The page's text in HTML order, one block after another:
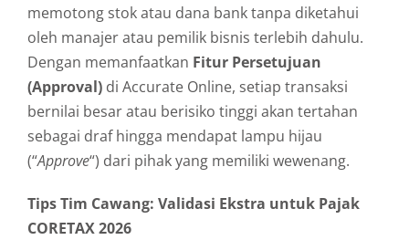
memotong stok atau dana bank tanpa diketahui
oleh manajer atau pemilik bisnis terlebih dahulu.
Dengan memanfaatkan Fitur Persetujuan
(Approval) di Accurate Online, setiap transaksi
bernilai besar atau berisiko tinggi akan tertahan
sebagai draf hingga mendapat lampu hijau
(“Approve“) dari pihak yang memiliki wewenang.
Tips Tim Cawang: Validasi Ekstra untuk Pajak
CORETAX 2026